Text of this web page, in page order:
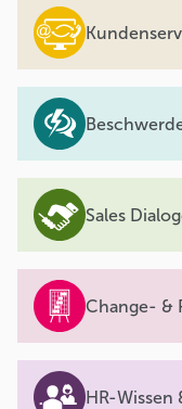
Sales
Change- &
HR-Wissen